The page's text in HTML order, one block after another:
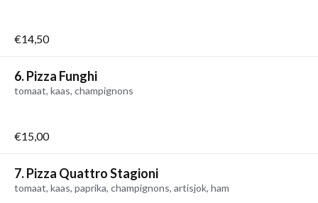
€14,50
6. Pizza Funghi
tomaat, kaas, champignons
€15,00
7. Pizza Quattro Stagioni
tomaat, kaas, paprika, champignons, artisjok, ham